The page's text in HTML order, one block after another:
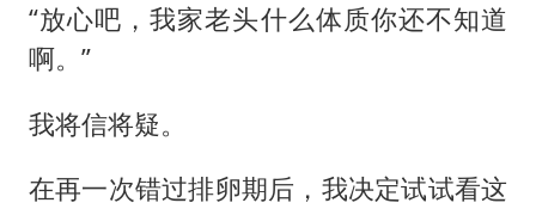
“放心吧，我家老头什么体质你还不知道
啊。”
我将信将疑。
在再一次错过排卵期后，我决定试试看这